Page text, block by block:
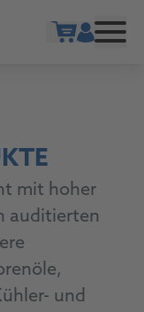
mit hoher
auditierten
und